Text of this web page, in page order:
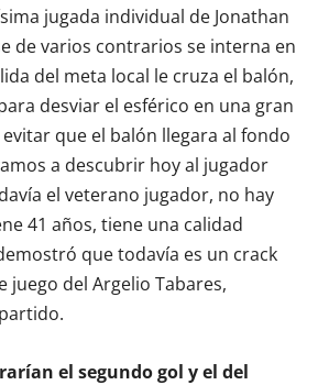
jugada individual de Jonathan
de varios contrarios se interna en
del meta local le cruza el balón,
desviar el esférico en una gran
que el balón llegara al fondo
a descubrir hoy al jugador
el veterano jugador, no hay
41 años, tiene una calidad
que todavía es un crack
juego del Argelio Tabares,
el segundo gol y el del